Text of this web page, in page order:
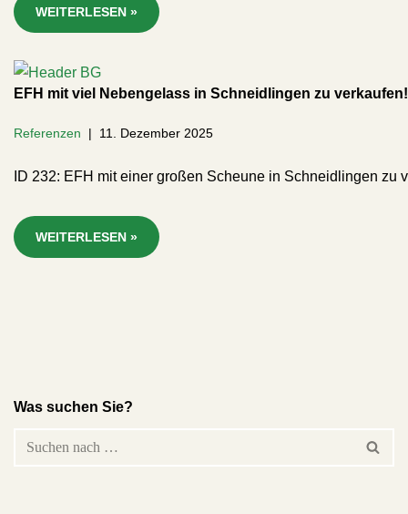
WEITERLESEN »
EFH mit viel Nebengelass in Schneidlingen zu verkaufen!
Referenzen 11. Dezember 2025
ID 232: EFH mit einer großen Scheune in Schneidlingen
WEITERLESEN »
Was suchen Sie?